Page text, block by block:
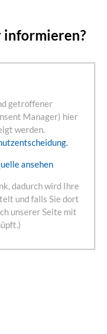
informieren?
getroffener
Manager) hier
werden.
ansehen
dadurch wird Ihre
und falls Sie dort
unserer Seite mit